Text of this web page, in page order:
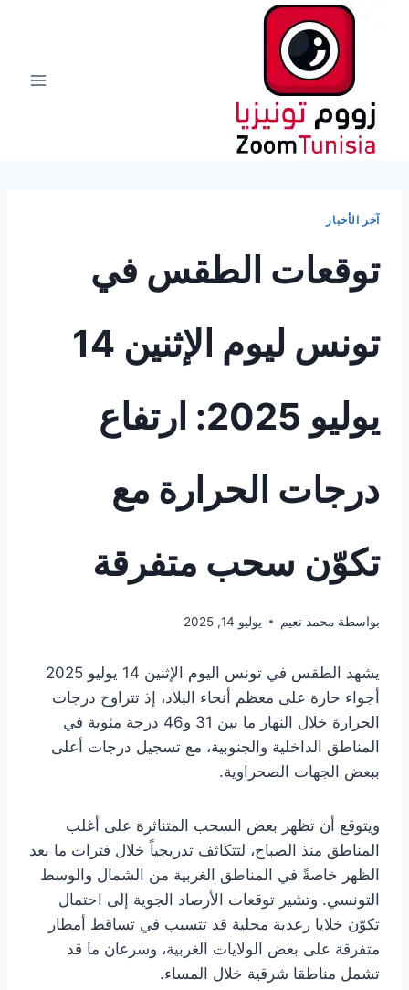
آخر الأخبار
توقعات الطقس في
تونس ليوم الإثنين 14
يوليو 2025: ارتفاع
درجات الحرارة مع
تكوّن سحب متفرقة
بواسطة محمد نعيم يوليو 14, 2025
يشهد الطقس في تونس اليوم الإثنين 14 يوليو 2025
أجواء حارة على معظم أنحاء البلاد، إذ تتراوح درجات
الحرارة خلال النهار ما بين 31 و46 درجة مئوية في
المناطق الداخلية والجنوبية، مع تسجيل درجات أعلى
ببعض الجهات الصحراوية.
ويتوقع أن تظهر بعض السحب المتناثرة على أغلب
المناطق منذ الصباح، لتتكاثف تدريجياً خلال فترات ما بعد
الظهر خاصةً في المناطق الغربية من الشمال والوسط
التونسي. وتشير توقعات الأرصاد الجوية إلى احتمال
تكوّن خلايا رعدية محلية قد تتسبب في تساقط أمطار
متفرقة على بعض الولايات الغربية، وسرعان ما قد
تشمل مناطقا شرقية خلال المساء.